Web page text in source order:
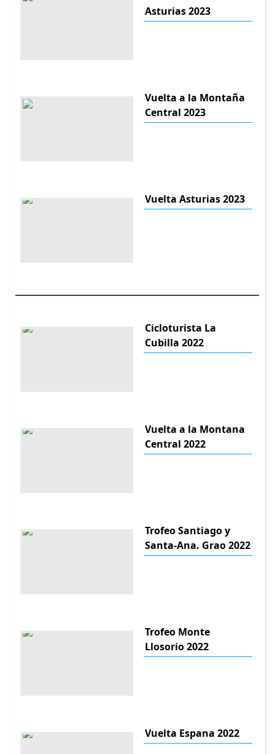
Asturias 2023
Vuelta a la Montaña
Central 2023
Vuelta Asturias 2023
Cicloturista La
Cubilla 2022
Vuelta a la Montana
Central 2022
Trofeo Santiago y
Santa-Ana. Grao 2022
Trofeo Monte
Llosorio 2022
Vuelta Espana 2022